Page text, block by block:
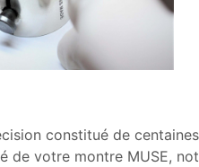
constitué de
de votre montre MUSE,